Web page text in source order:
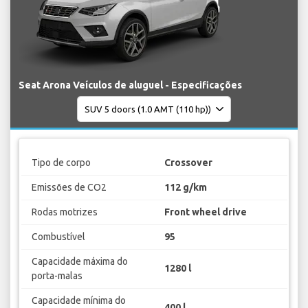
Seat Arona Veículos de aluguel - Especificações
Tipo de corpo Crossover
Emissões de CO2 112 g/km
Rodas motrizes Front wheel drive
Combustível 95
Capacidade máxima do
porta-malas
1280 l
Capacidade mínima do